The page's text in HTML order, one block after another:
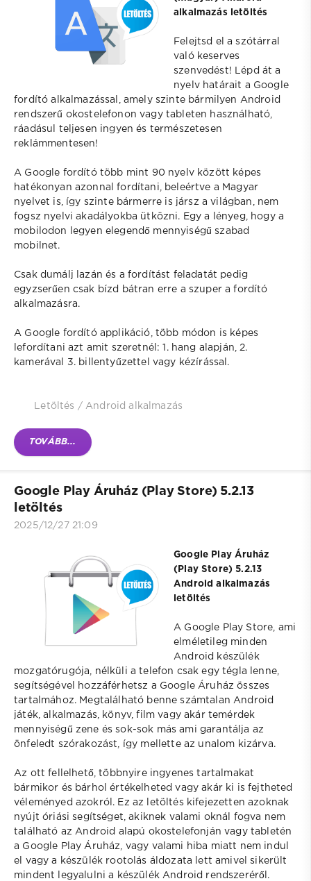
alkalmazás letöltés
Felejtsd el a szótárral
való keserves
szenvedést! Lépd át a
nyelv határait a Google
fordító alkalmazással, amely szinte bármilyen Android
rendszerű okostelefonon vagy tableten használható,
ráadásul teljesen ingyen és természetesen
reklámmentesen!
A Google fordító több mint 90 nyelv között képes
hatékonyan azonnal fordítani, beleértve a Magyar
nyelvet is, így szinte bármerre is jársz a világban, nem
fogsz nyelvi akadályokba ütközni. Egy a lényeg, hogy a
mobilodon legyen elegendő mennyiségű szabad
mobilnet.
Csak dumálj lazán és a fordítást feladatát pedig
egyzserűen csak bízd bátran erre a szuper a fordító
alkalmazásra.
A Google fordító applikáció, több módon is képes
lefordítani azt amit szeretnél: 1. hang alapján, 2.
kamerával 3. billentyűzettel vagy kézírással.
Letöltés /Android alkalmazás
TOVÁBB...
Google Play Áruház (Play Store) 5.2.13
letöltés
2025/12/27 21:09
Google Play Áruház
(Play Store) 5.2.13
Android alkalmazás
letöltés
A Google Play Store, ami
elméletileg minden
Android készülék
mozgatórugója, nélküli a telefon csak egy tégla lenne,
segítségével hozzáférhetsz a Google Áruház összes
tartalmához. Megtalálható benne számtalan Android
játék, alkalmazás, könyv, film vagy akár temérdek
mennyiségű zene és sok-sok más ami garantálja az
önfeledt szórakozást, így mellette az unalom kizárva.
Az ott fellelhető, többnyire ingyenes tartalmakat
bármikor és bárhol értékelheted vagy akár ki is fejtheted
véleményed azokról. Ez az letöltés kifejezetten azoknak
nyújt óriási segítséget, akiknek valami oknál fogva nem
található az Android alapú okostelefonján vagy tabletén
a Google Play Áruház, vagy valami hiba miatt nem indul
el vagy a készülék rootolás áldozata lett amivel sikerült
mindent legyalulni a készülék Android rendszeréről.